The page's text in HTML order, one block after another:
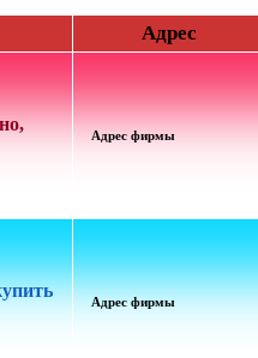
Адрес
Адрес фирмы
Адрес фирмы